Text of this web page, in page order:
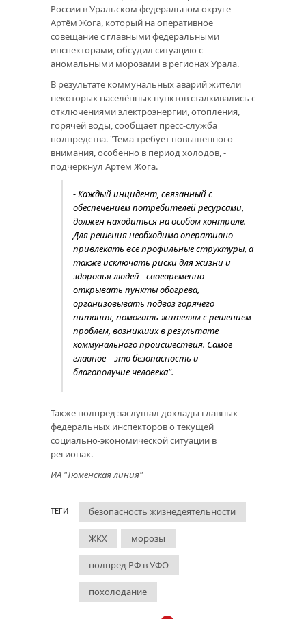
России в Уральском федеральном округе
Артём Жога, который на оперативное
совещание с главными федеральными
инспекторами, обсудил ситуацию с
аномальными морозами в регионах Урала.
В результате коммунальных аварий жители
некоторых населённых пунктов сталкивались с
отключениями электроэнергии, отопления,
горячей воды, сообщает пресс-служба
полпредства. "Тема требует повышенного
внимания, особенно в период холодов, -
подчеркнул Артём Жога.
- Каждый инцидент, связанный с
обеспечением потребителей ресурсами,
должен находиться на особом контроле.
Для решения необходимо оперативно
привлекать все профильные структуры, а
также исключать риски для жизни и
здоровья людей - своевременно
открывать пункты обогрева,
организовывать подвоз горячего
питания, помогать жителям с решением
проблем, возникших в результате
коммунального происшествия. Самое
главное – это безопасность и
благополучие человека".
Также полпред заслушал доклады главных
федеральных инспекторов о текущей
социально-экономической ситуации в
регионах.
ИА "Тюменская линия"
ТЕГИ безопасность жизнедеятельности
ЖКХ морозы
полпред РФ в УФО
похолодание